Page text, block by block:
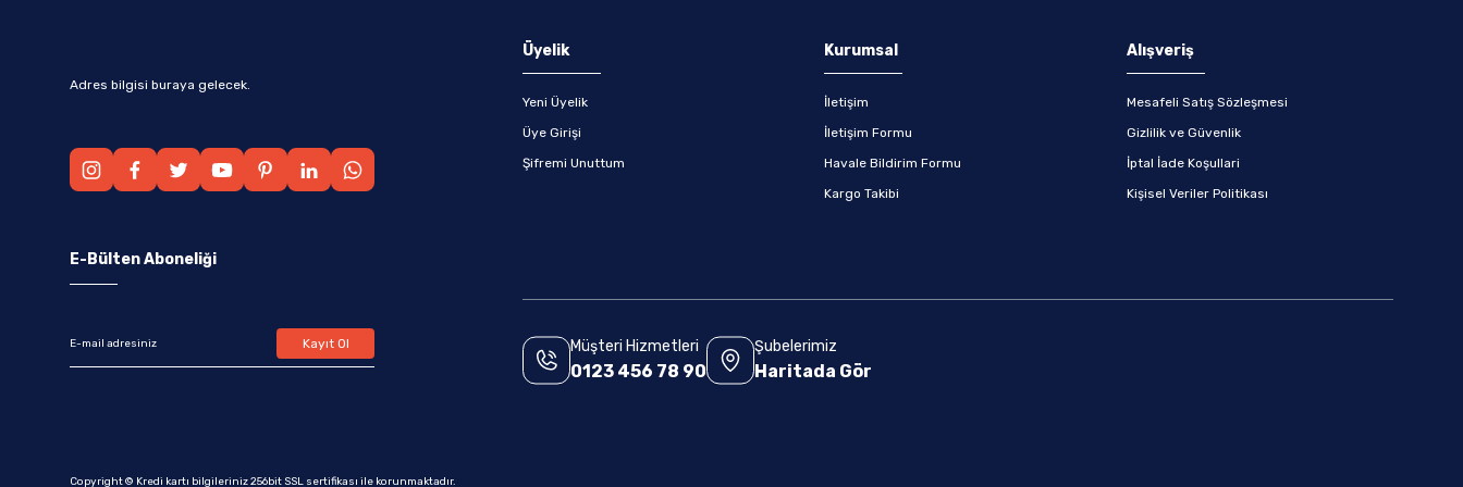
Adres bilgisi buraya gelecek.
Üyelik
Yeni Üyelik
Üye Girişi
Şifremi Unuttum
Kurumsal
İletişim
İletişim Formu
Havale Bildirim Formu
Kargo Takibi
Alışveriş
Mesafeli Satış Sözleşmesi
Gizlilik ve Güvenlik
İptal İade Koşullari
Kişisel Veriler Politikası
E-Bülten Aboneliği
Kayıt Ol Müşteri Hizmetleri
0123 456 78 90
Şubelerimiz
Haritada Gör
Copyright © Kredi kartı bilgileriniz 256bit SSL sertifikası ile korunmaktadır.